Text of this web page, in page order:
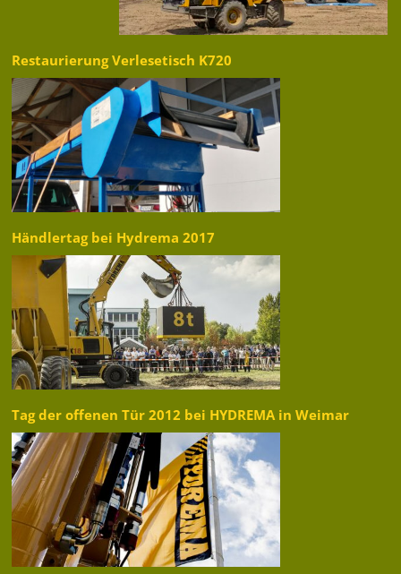
Restaurierung Verlesetisch K720
Händlertag bei Hydrema 2017
Tag der offenen Tür 2012 bei HYDREMA in Weimar